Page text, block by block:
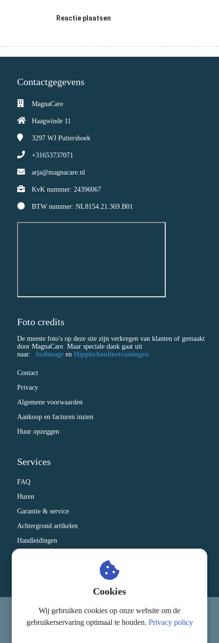
Reactie plaatsen
Contactgegevens
MagnaCare
Haagwinde 11
3297 WJ Puttershoek
+31653737071
arja@magnacare.nl
KvK nummer: 24396067
BTW nummer: NL8154.21.369.B01
Foto credits
De meeste foto's op deze site zijn verkregen van klanten of gemaakt
door MagnaCare. Maar speciale dank gaat uit
naar: Judimage en Hippischonlinetrainingen
Contact
Privacy
Algemene voorwaarden
Aankoop en facturen inzien
Huur opzeggen
Services
FAQ
Huren
Garantie & service
Achtergrond artikelen
Handleidingen
© MagnaCare
Cookies
Wij gebruiken cookies op onze website om de
gebruikerservaring optimaal te houden. Privacy policy